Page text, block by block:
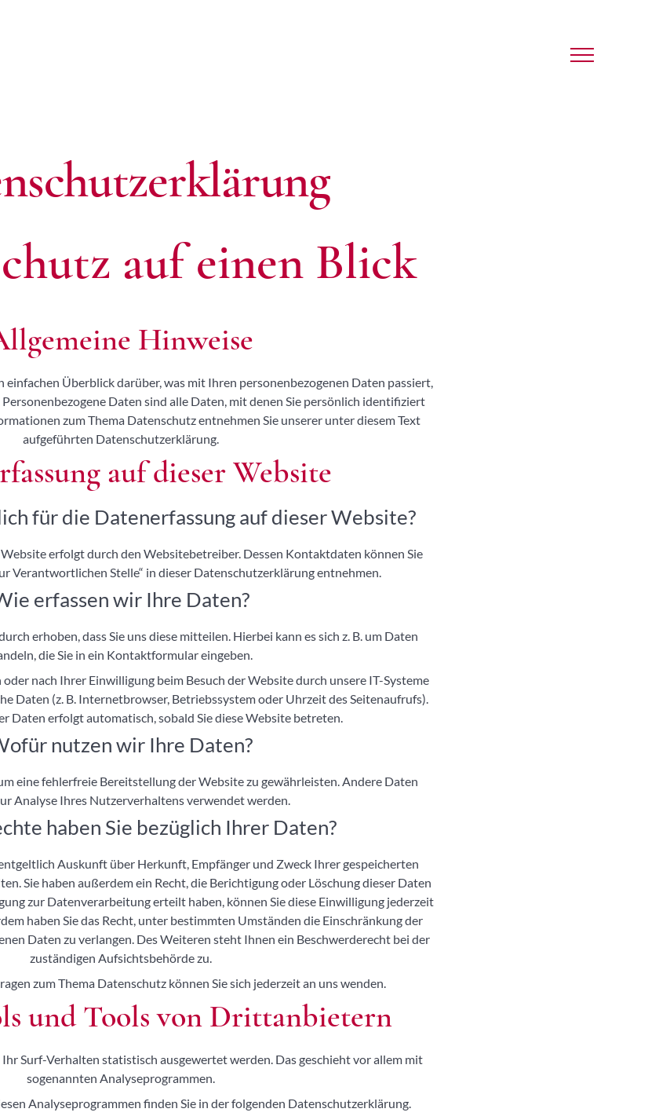
auf einen Blick
Hinweise
einfachen Überblick darüber, was mit Ihren personenbezogenen Daten passiert,
Daten sind alle Daten, mit denen Sie persönlich identifiziert
zum Thema Datenschutz entnehmen Sie unserer unter diesem Text
aufgeführten Datenschutzerklärung.
auf dieser Website
für die Datenerfassung auf dieser Website?
erfolgt durch den Websitebetreiber. Dessen Kontaktdaten können Sie
Verantwortlichen Stelle“ in dieser Datenschutzerklärung entnehmen.
erfassen wir Ihre Daten?
erhoben, dass Sie uns diese mitteilen. Hierbei kann es sich z. B. um Daten
die Sie in ein Kontaktformular eingeben.
nach Ihrer Einwilligung beim Besuch der Website durch unsere IT-Systeme
Daten (z. B. Internetbrowser, Betriebssystem oder Uhrzeit des Seitenaufrufs).
Daten erfolgt automatisch, sobald Sie diese Website betreten.
nutzen wir Ihre Daten?
eine fehlerfreie Bereitstellung der Website zu gewährleisten. Andere Daten
Analyse Ihres Nutzerverhaltens verwendet werden.
haben Sie bezüglich Ihrer Daten?
Auskunft über Herkunft, Empfänger und Zweck Ihrer gespeicherten
Sie haben außerdem ein Recht, die Berichtigung oder Löschung dieser Daten
zur Datenverarbeitung erteilt haben, können Sie diese Einwilligung jederzeit
haben Sie das Recht, unter bestimmten Umständen die Einschränkung der
Daten zu verlangen. Des Weiteren steht Ihnen ein Beschwerderecht bei der
zuständigen Aufsichtsbehörde zu.
zum Thema Datenschutz können Sie sich jederzeit an uns wenden.
und Tools von Dritt­anbietern
Surf-Verhalten statistisch ausgewertet werden. Das geschieht vor allem mit
sogenannten Analyseprogrammen.
Analyseprogrammen finden Sie in der folgenden Datenschutzerklärung.